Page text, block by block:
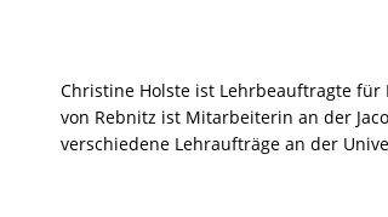
Christine Holste ist Lehrbeauftragte
von Rebnitz ist Mitarbeiterin an der
verschiedene Lehraufträge an der